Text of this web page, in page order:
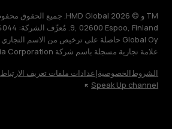
علامة تجارية مسجلة باسم شركة Nokia Corporation.
الشروطالخصوصيةإعدادات ملفات تعريف الارتباط
Speak Up channel